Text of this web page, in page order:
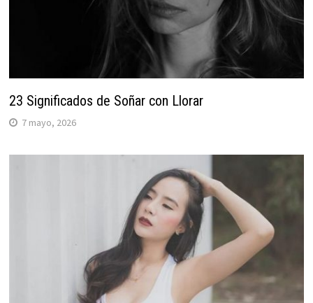
23 Significados de Soñar con Llorar
7 mayo, 2026